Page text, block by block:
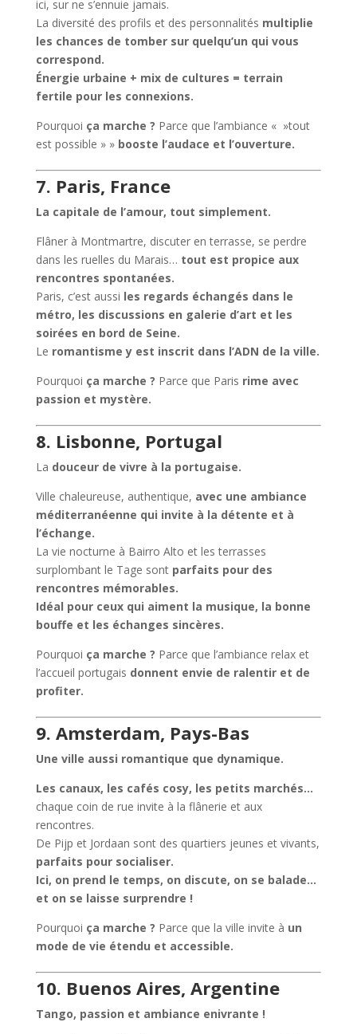
ici, sur ne s’ennuie jamais.
La diversité des profils et des personnalités multiplie
les chances de tomber sur quelqu’un qui vous
correspond.
Énergie urbaine + mix de cultures = terrain
fertile pour les connexions.
Pourquoi ça marche ? Parce que l’ambiance « »tout
est possible » » booste l’audace et l’ouverture.
7. Paris, France
La capitale de l’amour, tout simplement.
Flâner à Montmartre, discuter en terrasse, se perdre
dans les ruelles du Marais… tout est propice aux
rencontres spontanées.
Paris, c’est aussi les regards échangés dans le
métro, les discussions en galerie d’art et les
soirées en bord de Seine.
Le romantisme y est inscrit dans l’ADN de la ville.
Pourquoi ça marche ? Parce que Paris rime avec
passion et mystère.
8. Lisbonne, Portugal
La douceur de vivre à la portugaise.
Ville chaleureuse, authentique, avec une ambiance
méditerranéenne qui invite à la détente et à
l’échange.
La vie nocturne à Bairro Alto et les terrasses
surplombant le Tage sont parfaits pour des
rencontres mémorables.
Idéal pour ceux qui aiment la musique, la bonne
bouffe et les échanges sincères.
Pourquoi ça marche ? Parce que l’ambiance relax et
l’accueil portugais donnent envie de ralentir et de
profiter.
9. Amsterdam, Pays-Bas
Une ville aussi romantique que dynamique.
Les canaux, les cafés cosy, les petits marchés…
chaque coin de rue invite à la flânerie et aux
rencontres.
De Pijp et Jordaan sont des quartiers jeunes et vivants,
parfaits pour socialiser.
Ici, on prend le temps, on discute, on se balade…
et on se laisse surprendre !
Pourquoi ça marche ? Parce que la ville invite à un
mode de vie étendu et accessible.
10. Buenos Aires, Argentine
Tango, passion et ambiance enivrante !